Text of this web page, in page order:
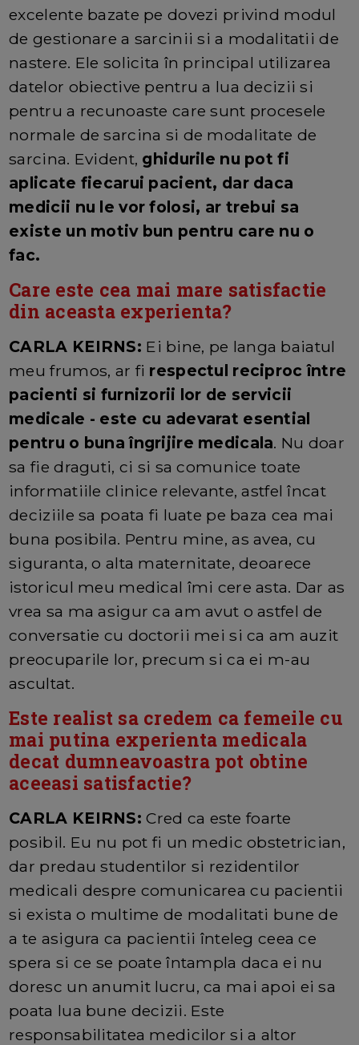
excelente bazate pe dovezi privind modul
de gestionare a sarcinii si a modalitatii de
nastere. Ele solicita în principal utilizarea
datelor obiective pentru a lua decizii si
pentru a recunoaste care sunt procesele
normale de sarcina si de modalitate de
sarcina. Evident, ghidurile nu pot fi
aplicate fiecarui pacient, dar daca
medicii nu le vor folosi, ar trebui sa
existe un motiv bun pentru care nu o
fac.
Care este cea mai mare satisfactie
din aceasta experienta?
CARLA KEIRNS: Ei bine, pe langa baiatul
meu frumos, ar fi respectul reciproc între
pacienti si furnizorii lor de servicii
medicale - este cu adevarat esential
pentru o buna îngrijire medicala. Nu doar
sa fie draguti, ci si sa comunice toate
informatiile clinice relevante, astfel încat
deciziile sa poata fi luate pe baza cea mai
buna posibila. Pentru mine, as avea, cu
siguranta, o alta maternitate, deoarece
istoricul meu medical îmi cere asta. Dar as
vrea sa ma asigur ca am avut o astfel de
conversatie cu doctorii mei si ca am auzit
preocuparile lor, precum si ca ei m-au
ascultat.
Este realist sa credem ca femeile cu
mai putina experienta medicala
decat dumneavoastra pot obtine
aceeasi satisfactie?
CARLA KEIRNS:Cred ca este foarte
posibil. Eu nu pot fi un medic obstetrician,
dar predau studentilor si rezidentilor
medicali despre comunicarea cu pacientii
si exista o multime de modalitati bune de
a te asigura ca pacientii înteleg ceea ce
spera si ce se poate întampla daca ei nu
doresc un anumit lucru, ca mai apoi ei sa
poata lua bune decizii. Este
responsabilitatea medicilor si a altor